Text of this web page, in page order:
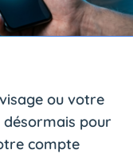
ou votre
pour
compte